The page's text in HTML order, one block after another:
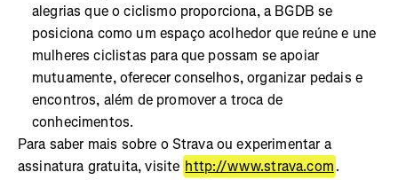
alegrias que o ciclismo proporciona, a BGDB se
posiciona como um espaço acolhedor que reúne e une
mulheres ciclistas para que possam se apoiar
mutuamente, oferecer conselhos, organizar pedais e
encontros, além de promover a troca de
conhecimentos.
Para saber mais sobre o Strava ou experimentar a
assinatura gratuita, visite http://www.strava.com.